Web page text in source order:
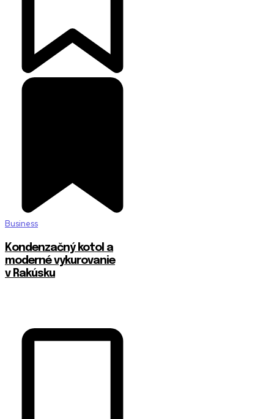
Business
Kondenzačný kotol a
moderné vykurovanie
v Rakúsku